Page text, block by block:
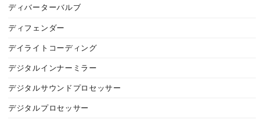
ディバーターバルブ
ディフェンダー
デイライトコーディング
デジタルインナーミラー
デジタルサウンドプロセッサー
デジタルプロセッサー